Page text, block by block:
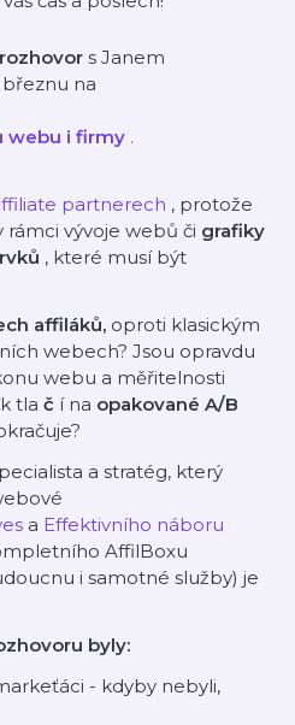
s Janem
na
webu i firmy .
partnerech , protože
rámci vývoje webů či grafiky
, které musí být
affiláků, oproti klasickým
webech? Jsou opravdu
webu a měřitelnosti
tla č í na opakované A/B
a stratég, který
a Effektivního náboru
AffilBoxu
i samotné služby) je
byly:
- kdyby nebyli,